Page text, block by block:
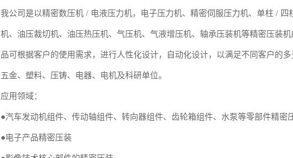
我公司是以精密数压机 / 电液压力机，电子压力机、精密伺服压力机、单柱 /
机、油压裁切机、油压热压机、气压机、气液增压机、轴承压装机等精密压装
品可根据客户的使用需求，进行人性化设计，自动化设计，以满足不同客户的
五金、塑料、压铸、电器、电机及科研单位。
应用领域：
●汽车发动机组件、传动轴组件、转向器组件、齿轮箱组件、水泵等零部件精密
●电子产品精密压装